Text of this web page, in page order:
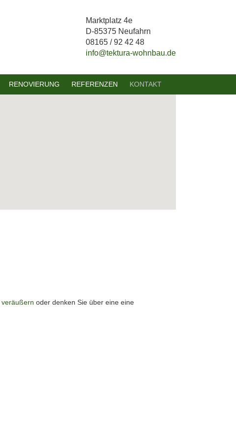
Marktplatz 4e
D-85375 Neufahrn
08165 / 92 42 48
info@tektura-wohnbau.de
RENOVIERUNG REFERENZEN KONTAKT
veräußern oder denken Sie über eine eine